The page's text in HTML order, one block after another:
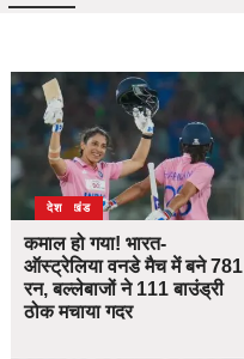
उत्तराखंड
देश
कमाल हो गया! भारत-
ऑस्ट्रेलिया वनडे मैच में बने 781
रन, बल्लेबाजों ने 111 बाउंड्री
ठोक मचाया गदर